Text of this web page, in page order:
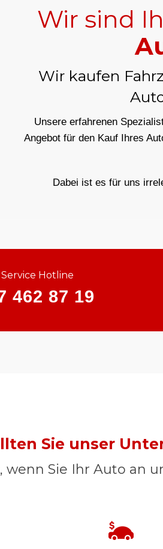
Wir sind
Wir kaufen
Unsere erfahrenen
Angebot für den Kauf Ihres
Dabei ist es für uns
Hotline
462 87 19
Sie unser
wenn Sie Ihr Auto an